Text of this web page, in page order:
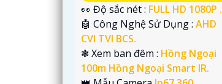
👀 Độ sắc nét : FULL HD 1080P .
🤖️ Công Nghệ Sử Dụng : AHD
CVI TVI BCS.
❃ Xem ban đêm : Hồng Ngoại
100m Hồng Ngoại Smart IR.